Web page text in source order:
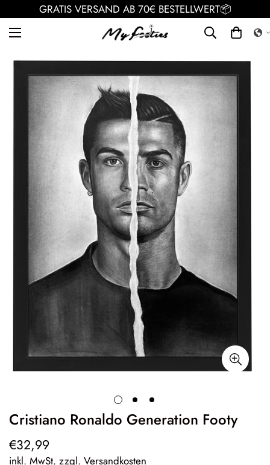
GRATIS VERSAND AB 70€ BESTELLWERT📦
Cristiano Ronaldo Generation Footy
Regulärer
Preis
€32,99
inkl. MwSt. zzgl. Versandkosten